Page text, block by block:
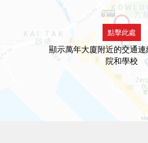
點擊此處
顯示萬年大廈附近的交通
院和學校